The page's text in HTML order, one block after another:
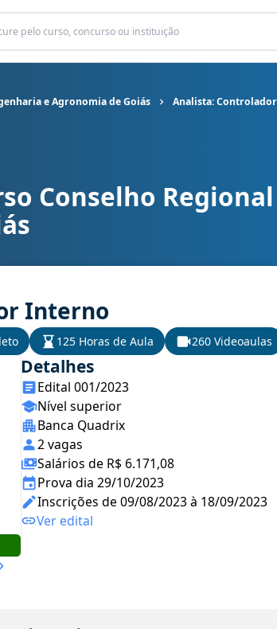
e Agronomia de Goiás Analista:
de Engenharia e Agronomia de Goiás cargo
Conselho
Interno
125 Horas de Aula 260 Videoaulas
Detalhes
Edital 001/2023
Nível superior
Banca Quadrix
2 vagas
Salários de R$ 6.171,08
Prova dia 29/10/2023
Inscrições de 09/08/2023 à 18/09/2023
Ver edital